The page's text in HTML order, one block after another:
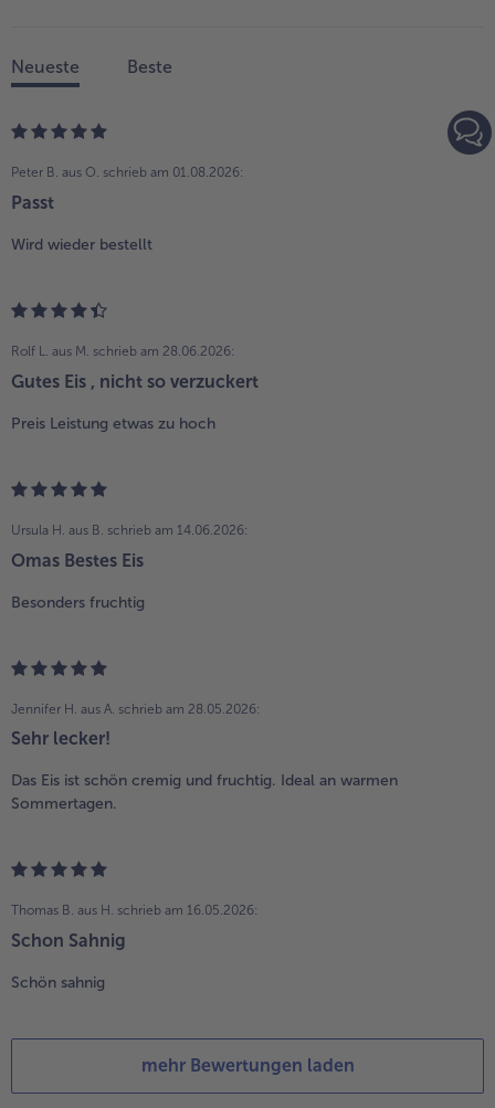
Neueste Beste
Peter B. aus O. schrieb am 01.08.2026:
Passt
Wird wieder bestellt
Rolf L. aus M. schrieb am 28.06.2026:
Gutes Eis , nicht so verzuckert
Preis Leistung etwas zu hoch
Ursula H. aus B. schrieb am 14.06.2026:
Omas Bestes Eis
Besonders fruchtig
Jennifer H. aus A. schrieb am 28.05.2026:
Sehr lecker!
Das Eis ist schön cremig und fruchtig. Ideal an warmen
Sommertagen.
Thomas B. aus H. schrieb am 16.05.2026:
Schon Sahnig
Schön sahnig
mehr Bewertungen laden